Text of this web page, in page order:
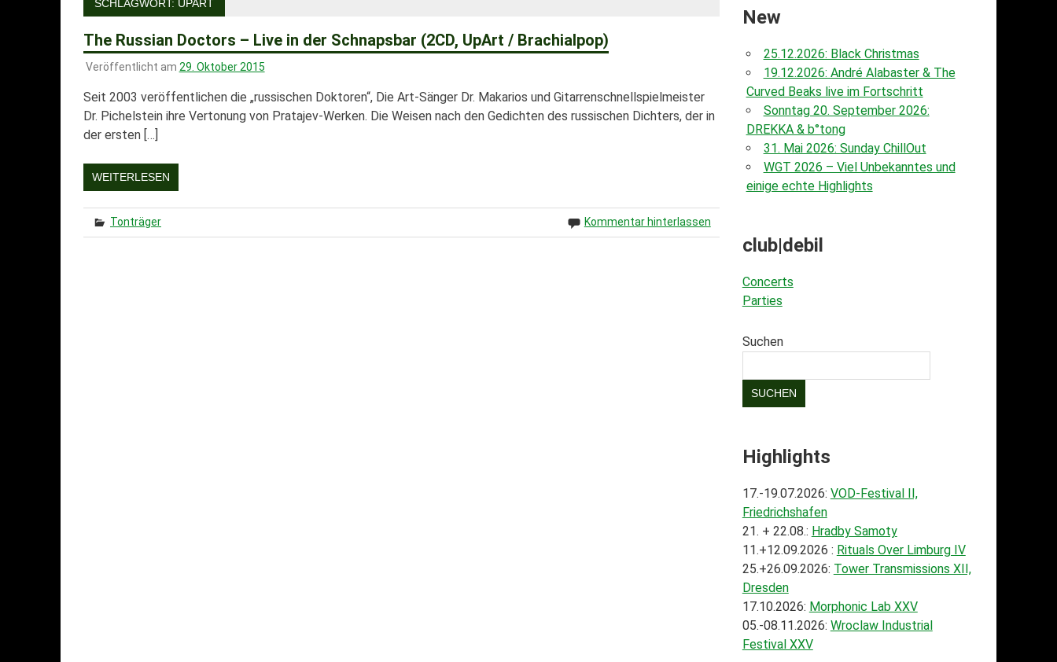
SCHLAGWORT: UPART
The Russian Doctors – Live in der Schnapsbar (2CD, UpArt / Brachialpop)
Veröffentlicht am 29. Oktober 2015
Seit 2003 veröffentlichen die „russischen Doktoren“, Die Art-Sänger Dr. Makarios und Gitarrenschnellspielmeister
Dr. Pichelstein ihre Vertonung von Pratajev-Werken. Die Weisen nach den Gedichten des russischen Dichters, der in
der ersten […]
WEITERLESEN
Tonträger Kommentar hinterlassen
New
25.12.2026: Black Christmas
19.12.2026: André Alabaster & The
Curved Beaks live im Fortschritt
Sonntag 20. September 2026:
DREKKA & b°tong
31. Mai 2026: Sunday ChillOut
WGT 2026 – Viel Unbekanntes und
einige echte Highlights
club|debil
Concerts
Parties
Suchen
SUCHEN
Highlights
17.-19.07.2026: VOD-Festival II,
Friedrichshafen
21. + 22.08.: Hradby Samoty
11.+12.09.2026 : Rituals Over Limburg IV
25.+26.09.2026: Tower Transmissions XII,
Dresden
17.10.2026: Morphonic Lab XXV
05.-08.11.2026: Wroclaw Industrial
Festival XXV